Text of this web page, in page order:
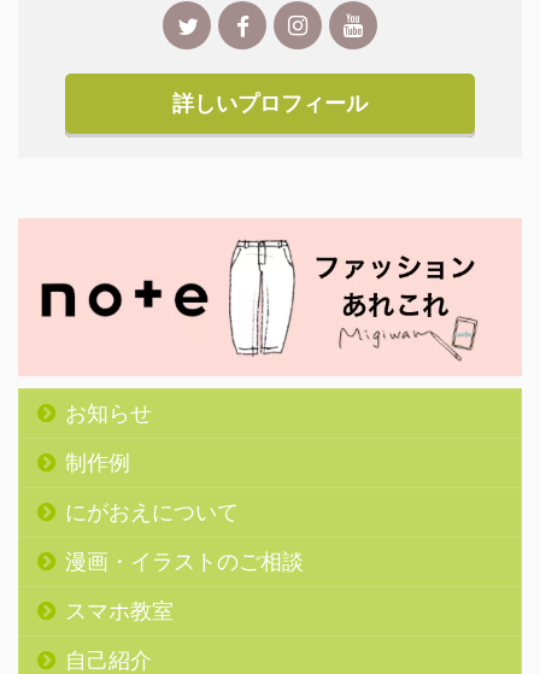
詳しいプロフィール
お知らせ
制作例
にがおえについて
漫画・イラストのご相談
スマホ教室
自己紹介